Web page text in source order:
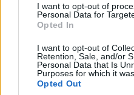
I want to opt-out of
Personal Data for
Opted In
I want to opt-out of
Retention, Sale, and/or
Personal Data that Is
Purposes for which it
Opted Out
Észtország, Szlovénia és